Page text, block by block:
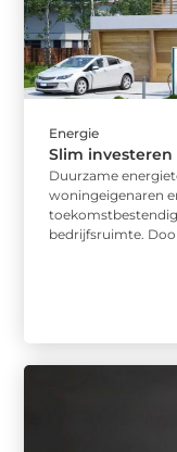
Energie
Slim
Duurzame
woningeigenaren
bedrijfsruimte. Door